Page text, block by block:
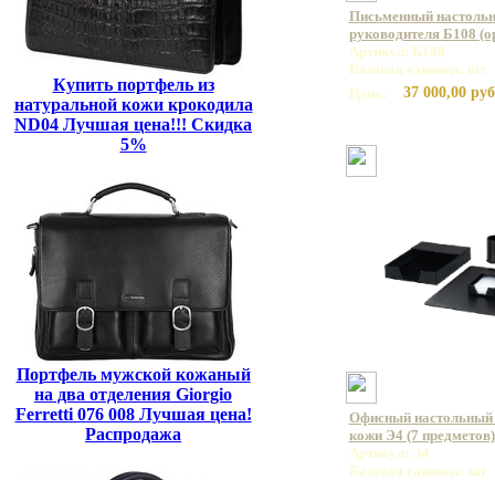
Купить портфель из
натуральной кожи крокодила
ND04 Лучшая цена!!! Скидка
5%
Портфель мужской кожаный
на два отделения Giorgio
Ferretti 076 008 Лучшая цена!
Распродажа
Письменный
руководителя Б108
Артикул: Б108
Базовая единица: шт
Цена:
37 000,00
Офисный настольный
кожи Э4 (7 предметов)
Артикул: Э4
Базовая единица: шт